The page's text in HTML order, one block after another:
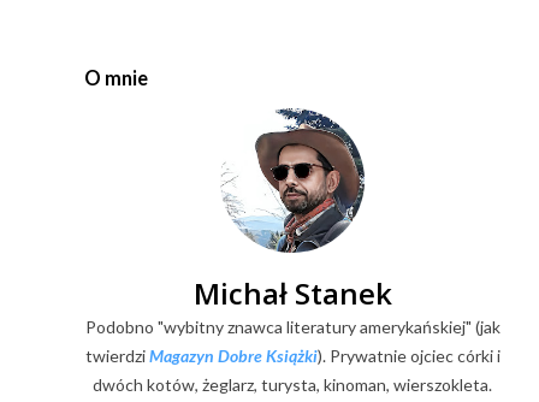
O mnie
Michał Stanek
Podobno "wybitny znawca literatury amerykańskiej" (jak
twierdziMagazyn Dobre Książki). Prywatnie ojciec córki i
dwóch kotów, żeglarz, turysta, kinoman, wierszokleta.